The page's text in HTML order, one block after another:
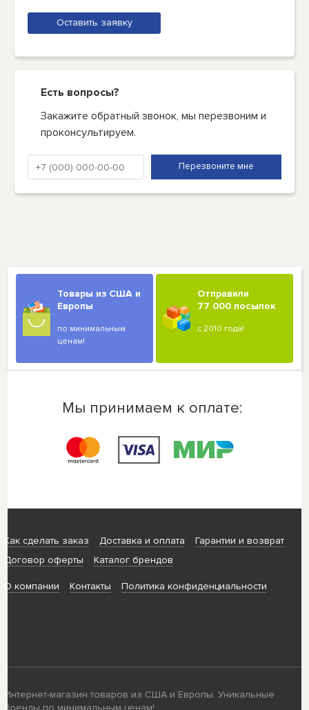
Оставить заявку
Есть вопросы?
Закажите обратный звонок, мы перезвоним и
проконсультируем.
Товары из США и
Европы
по минимальным
ценам!
Отправили
77 000 посылок
с 2010 года!
Мы принимаем к оплате:
Как сделать заказ Доставка и оплата
Гарантии и возврат
Договор оферты
Каталог брендов
О компании Контакты Политика конфиденциальности
Интернет-магазин товаров из США и Европы. Уникальные
бренды по минимальным ценам!